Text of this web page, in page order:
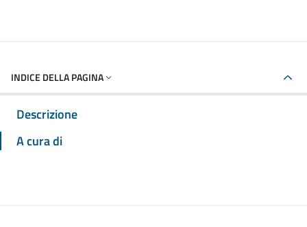
INDICE DELLA PAGINA
Descrizione
A cura di